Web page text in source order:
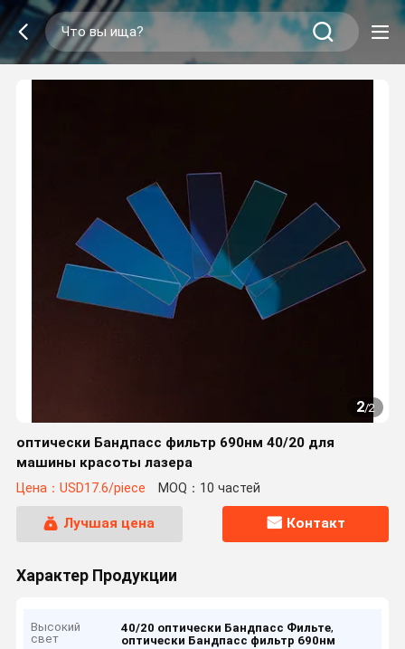
2/2
оптически Бандпасс фильтр 690нм 40/20 для
машины красоты лазера
Цена：USD17.6/piece MOQ：10 частей
Лучшая цена Контакт
Характер Продукции
Высокий
свет
40/20 оптически Бандпасс Фильте,
оптически Бандпасс фильтр 690нм